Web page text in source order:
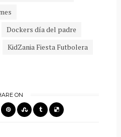
Dockers día del padre
KidZania Fiesta Futbolera
ON